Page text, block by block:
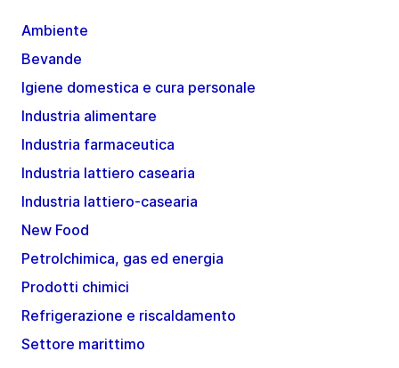
Ambiente
Bevande
Igiene domestica e cura personale
Industria alimentare
Industria farmaceutica
Industria lattiero casearia
Industria lattiero-casearia
New Food
Petrolchimica, gas ed energia
Prodotti chimici
Refrigerazione e riscaldamento
Settore marittimo